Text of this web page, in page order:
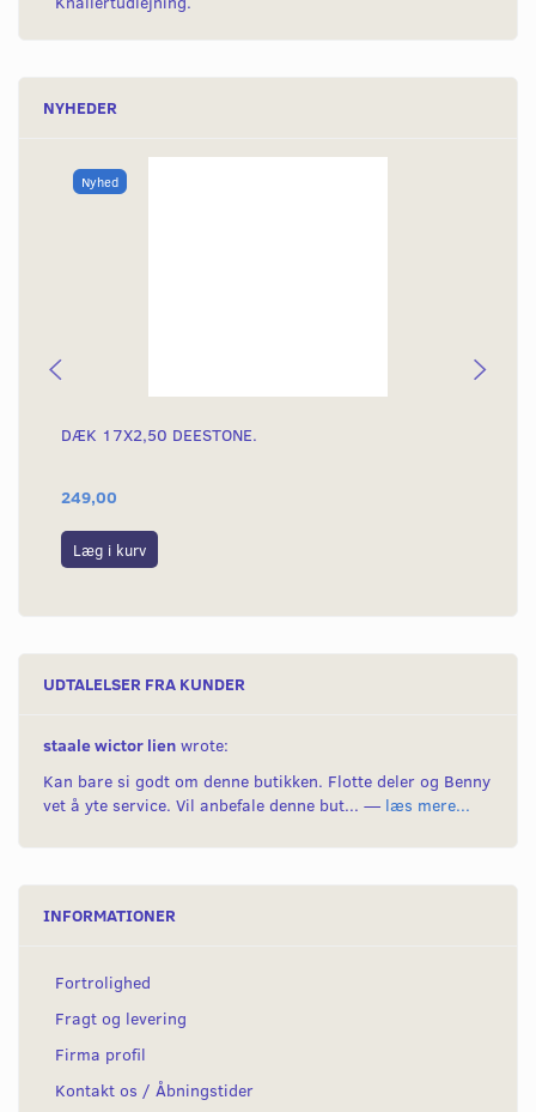
NYHEDER
Nyhed
DÆK 17X2,50 DEESTONE.
249,00
Læg i kurv
UDTALELSER FRA KUNDER
staale wictor lien wrote:
Kan bare si godt om denne butikken. Flotte deler og Benny
vet å yte service. Vil anbefale denne but... — læs mere...
INFORMATIONER
Fortrolighed
Fragt og levering
Firma profil
Kontakt os / Åbningstider